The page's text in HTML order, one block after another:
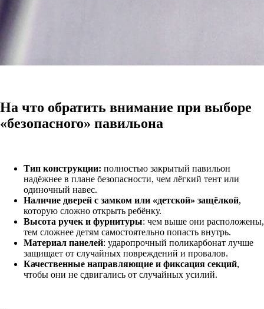
На что обратить внимание при выборе
«безопасного» павильона
Тип конструкции: полностью закрытый павильон
надёжнее в плане безопасности, чем лёгкий тент или
одиночный навес.
Наличие дверей с замком или «детской» защёлкой,
которую сложно открыть ребёнку.
Высота ручек и фурнитуры: чем выше они расположены,
тем сложнее детям самостоятельно попасть внутрь.
Материал панелей: ударопрочный поликарбонат лучше
защищает от случайных повреждений и провалов.
Качественные направляющие и фиксация секций,
чтобы они не сдвигались от случайных усилий.